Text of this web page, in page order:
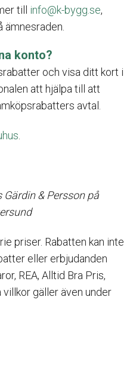
till info@k-bygg.se,
ämnesraden.
konto?
och visa ditt kort i
att hjälpa till att
avtal.
& Persson på
priser. Rabatten kan inte
eller erbjudanden
REA, Alltid Bra Pris,
gäller även under